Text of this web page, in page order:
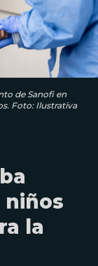
de Sanofi en
Foto: Ilustrativa
la